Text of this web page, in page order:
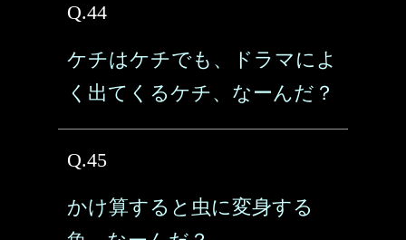
Q.44
ケチはケチでも、ドラマによ
く出てくるケチ、なーんだ？
Q.45
かけ算すると虫に変身する